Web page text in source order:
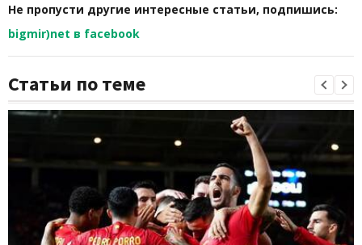
Не пропусти другие интересные статьи, подпишись:
bigmir)net в facebook
Статьи по теме